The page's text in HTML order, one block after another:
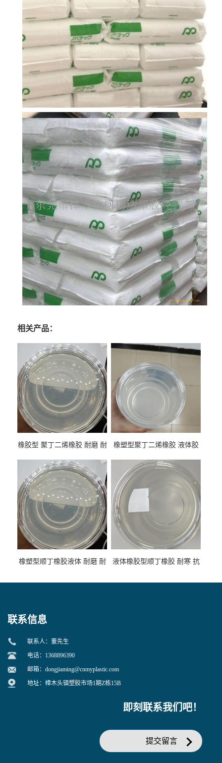
相关产品：
橡胶型 聚丁二烯橡胶 耐磨 耐
性
橡塑型聚丁二烯橡胶 液体胶
专用
橡塑型顺丁橡胶液体 耐磨 耐
液体橡胶型顺丁橡胶 耐寒 抗
联系信息
联系人：董先生
电话：1368896390
邮箱： dongjiaming@cnmyplastic.com
地址：樟木头镇塑胶市场1期Z栋15B
即刻联系我们吧！
提交留言